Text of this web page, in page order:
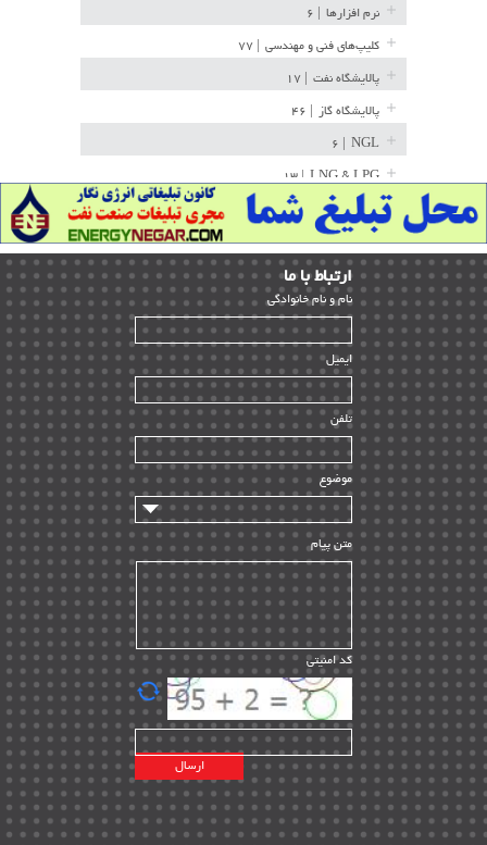
نرم افزارها
کلیپ‌های فنی و مهندسی
پالایشگاه نفت
پالایشگاه گاز
NGL
LNG & LPG | ۱۳
خط لوله | ۳۶
مخازن ذخیره | ۱۵
پتروشیمی | ۱۴
بازرسی و QC | ۱۵
HSE | ۳۹
ساخت و نصب | ۱۲
راه اندازی | ۹
سازندگان و تامین کنندگان | ۱۰
تامین مالی و سرمایه گذاری | ۳۲
ماشین آلات
مدیریت پروژه
مدیریت دانش
مدیریت سازمانی و عمومی | ۲
تأمین کالا | ۱۳
EPC | ۲۰
پیمانکاران بین المللی | ۸
اطلاعات انرژی کشورها | ۱۴
پروژه های خارجی | ۱۵
نقشه های نفت و گاز خارجی | ۱۰
شرکت های نفتی | ۱۴
ارﺗﺒﺎط ﺑﺎ ما
ﻧﺎم و ﻧﺎم ﺧﺎﻧﻮادﮔﻰ
ایمیل
تلفن
موضوع
متن پیام
کد امنیتی